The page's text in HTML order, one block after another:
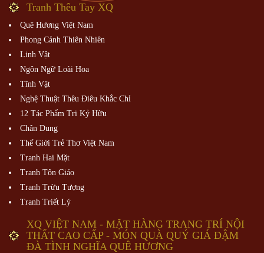
Tranh Thêu Tay XQ
Quê Hương Việt Nam
Phong Cảnh Thiên Nhiên
Linh Vật
Ngôn Ngữ Loài Hoa
Tĩnh Vật
Nghệ Thuật Thêu Điêu Khắc Chỉ
12 Tác Phẩm Tri Kỷ Hữu
Chân Dung
Thế Giới Trẻ Thơ Việt Nam
Tranh Hai Mặt
Tranh Tôn Giáo
Tranh Trừu Tượng
Tranh Triết Lý
XQ VIỆT NAM - MẶT HÀNG TRANG TRÍ NỘI
THẤT CAO CẤP - MÓN QUÀ QUÝ GIÁ ĐẬM
ĐÀ TÌNH NGHĨA QUÊ HƯƠNG